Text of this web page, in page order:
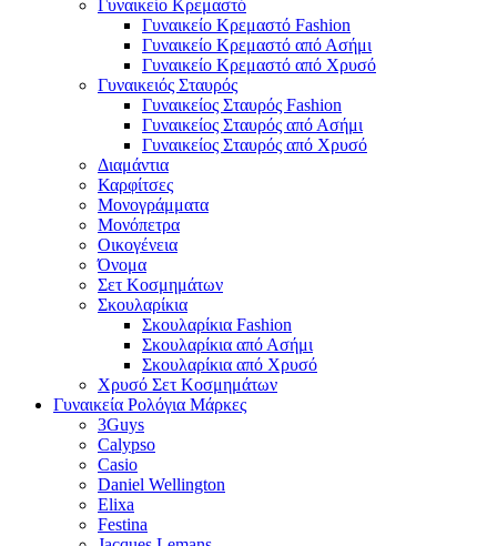
Γυναικείο Κρεμαστό
Γυναικείο Κρεμαστό Fashion
Γυναικείο Κρεμαστό από Ασήμι
Γυναικείο Κρεμαστό από Χρυσό
Γυναικειός Σταυρός
Γυναικείος Σταυρός Fashion
Γυναικείος Σταυρός από Ασήμι
Γυναικείος Σταυρός από Χρυσό
Διαμάντια
Καρφίτσες
Μονογράμματα
Μονόπετρα
Οικογένεια
Όνομα
Σετ Κοσμημάτων
Σκουλαρίκια
Σκουλαρίκια Fashion
Σκουλαρίκια από Ασήμι
Σκουλαρίκια από Χρυσό
Χρυσό Σετ Κοσμημάτων
Γυναικεία Ρολόγια Μάρκες
3Guys
Calypso
Casio
Daniel Wellington
Elixa
Festina